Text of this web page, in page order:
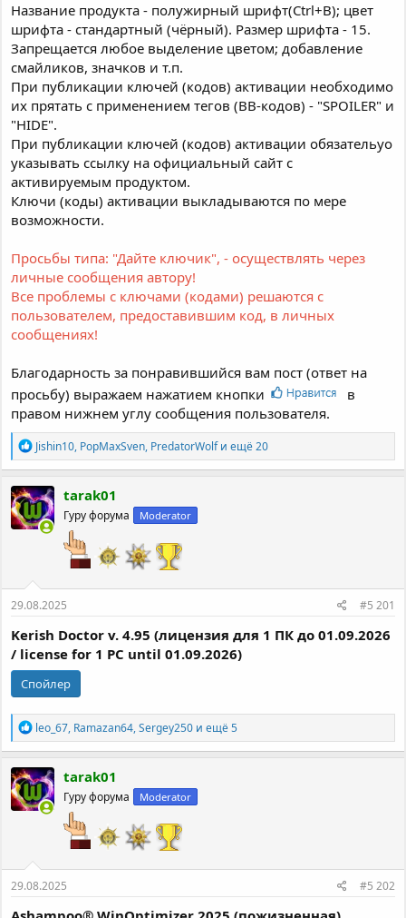
Название продукта - полужирный шрифт(Ctrl+B); цвет
шрифта - стандартный (чёрный). Размер шрифта - 15.
Запрещается любое выделение цветом; добавление
смайликов, значков и т.п.
При публикации ключей (кодов) активации необходимо
их прятать с применением тегов (ВВ-кодов) - "SPOILER" и
"HIDE".
При публикации ключей (кодов) активации обязательyо
указывать ссылку на официальный сайт с
активируемым продуктом.
Ключи (коды) активации выкладываются по мере
возможности.
Просьбы типа: "Дайте ключик", - осуществлять через
личные сообщения автору!
Все проблемы с ключами (кодами) решаются с
пользователем, предоставившим код, в личных
сообщениях!
Благодарность за понравившийся вам пост (ответ на
просьбу) выражаем нажатием кнопки
в
правом нижнем углу сообщения пользователя.
Р
е
а
к
ц
и
и
Jishin10, PopMaxSven, PredatorWolfи ещё 20
tarak01
Гуру форума Moderator
29.08.2025 #5 201
Kerish Doctor v. 4.95 (лицензия для 1 ПК до 01.09.2026
/ license for 1 PC until 01.09.2026)
Спойлер
Р
е
а
к
ц
и
и
leo_67, Ramazan64,Sergey250 и ещё 5
tarak01
Гуру форума Moderator
29.08.2025 #5 202